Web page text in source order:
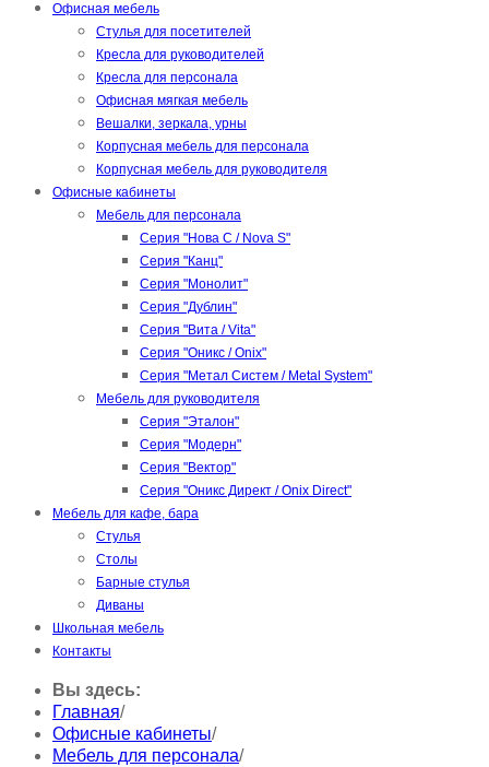
Офисная мебель
Стулья для посетителей
Кресла для руководителей
Кресла для персонала
Офисная мягкая мебель
Вешалки, зеркала, урны
Корпусная мебель для персонала
Корпусная мебель для руководителя
Офисные кабинеты
Мебель для персонала
Серия "Нова С / Nova S"
Серия "Канц"
Серия "Монолит"
Серия "Дублин"
Серия "Вита / Vita"
Серия "Оникс / Onix"
Серия "Метал Систем / Metal System"
Мебель для руководителя
Серия "Эталон"
Серия "Модерн"
Серия "Вектор"
Серия "Оникс Директ / Onix Direct"
Мебель для кафе, бара
Стулья
Столы
Барные стулья
Диваны
Школьная мебель
Контакты
Вы здесь:
Главная/
Офисные кабинеты/
Мебель для персонала/